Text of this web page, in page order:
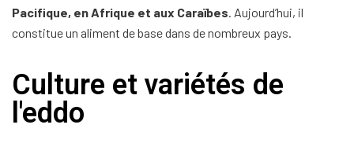
Pacifique, en Afrique et aux Caraïbes . Aujourd’hui, il
constitue un aliment de base dans de nombreux pays.
Culture et variétés de
l'eddo